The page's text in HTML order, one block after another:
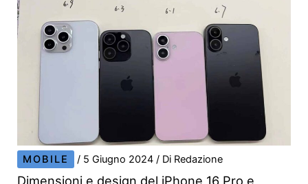
MOBILE / 5 Giugno 2024/ Di Redazione
Dimensioni e design del iPhone 16 Pro e